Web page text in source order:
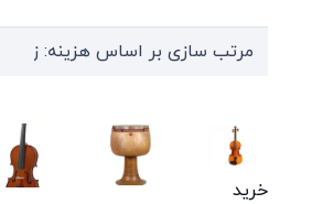
price:
خرید